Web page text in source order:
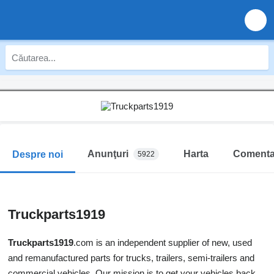
Despre noi Anunţuri 5922 Harta
Truckparts1919
Truckparts1919.com is an independent supplier of new, used
and remanufactured parts for trucks, trailers, semi-trailers and